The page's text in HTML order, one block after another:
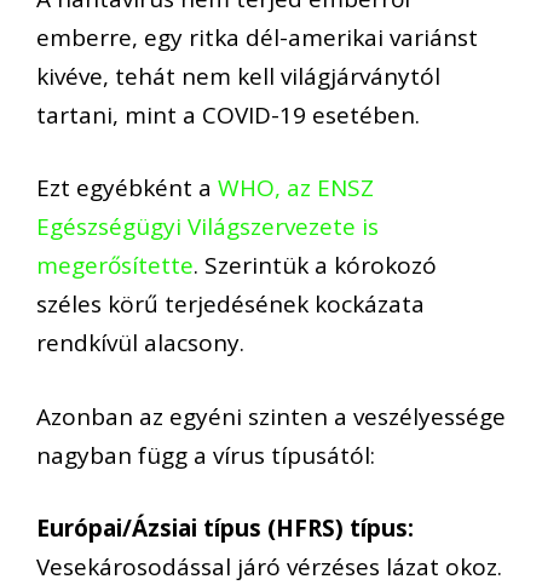
emberre, egy ritka dél-amerikai variánst
kivéve, tehát nem kell világjárványtól
tartani, mint a COVID-19 esetében.
Ezt egyébként a WHO, az ENSZ
Egészségügyi Világszervezete is
megerősítette. Szerintük a kórokozó
széles körű terjedésének kockázata
rendkívül alacsony.
Azonban az egyéni szinten a veszélyessége
nagyban függ a vírus típusától:
Európai/Ázsiai típus (HFRS) típus:
Vesekárosodással járó vérzéses lázat okoz.